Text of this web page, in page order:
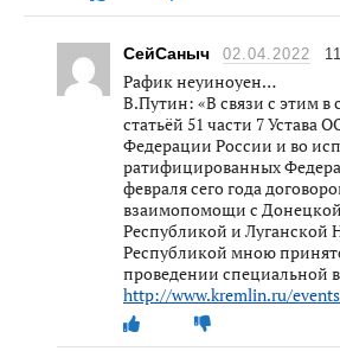
СейСаныч 02.04.2022
Рафик неуиноуен…
В.Путин: «В связи с этим в
статьёй 51 части 7 Устава
Федерации России и во
ратифицированных
февраля сего года
взаимопомощи с
Республикой и Луганской
Республикой мною
проведении специальной
http://www.kremlin.ru/